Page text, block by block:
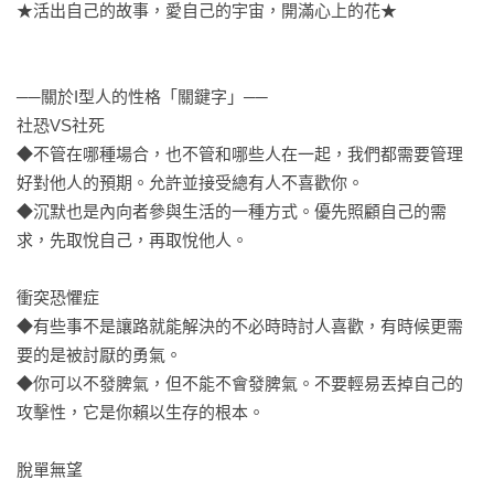
★活出自己的故事，愛自己的宇宙，開滿心上的花★
──關於I型人的性格「關鍵字」──
社恐VS社死
◆不管在哪種場合，也不管和哪些人在一起，我們都需要管理
好對他人的預期。允許並接受總有人不喜歡你。
◆沉默也是內向者參與生活的一種方式。優先照顧自己的需
求，先取悅自己，再取悅他人。
衝突恐懼症
◆有些事不是讓路就能解決的不必時時討人喜歡，有時候更需
要的是被討厭的勇氣。
◆你可以不發脾氣，但不能不會發脾氣。不要輕易丟掉自己的
攻擊性，它是你賴以生存的根本。
脫單無望